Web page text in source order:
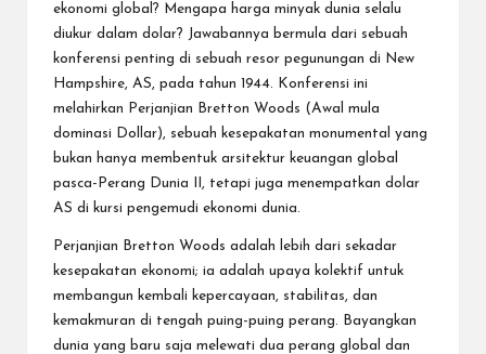
ekonomi global? Mengapa harga minyak dunia selalu
diukur dalam dolar? Jawabannya bermula dari sebuah
konferensi penting di sebuah resor pegunungan di New
Hampshire, AS, pada tahun 1944. Konferensi ini
melahirkan
Perjanjian Bretton Woods (Awal mula
dominasi Dollar) , sebuah kesepakatan monumental yang
bukan hanya membentuk arsitektur keuangan global
pasca-Perang Dunia II, tetapi juga menempatkan dolar
AS di kursi pengemudi ekonomi dunia.
Perjanjian Bretton Woods adalah lebih dari sekadar
kesepakatan ekonomi; ia adalah upaya kolektif untuk
membangun kembali kepercayaan, stabilitas, dan
kemakmuran di tengah puing-puing perang. Bayangkan
dunia yang baru saja melewati dua perang global dan